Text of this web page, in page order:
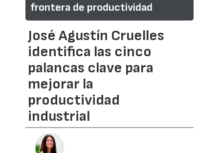
frontera de productividad
José Agustín Cruelles
identifica las cinco
palancas clave para
mejorar la
productividad
industrial